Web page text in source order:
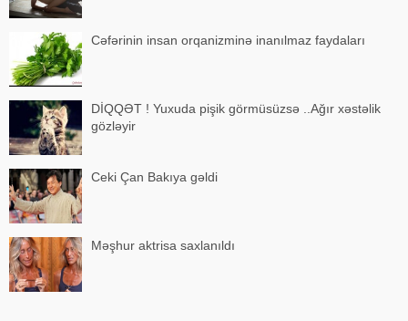
Cəfərinin insan orqanizminə inanılmaz faydaları
DİQQƏT ! Yuxuda pişik görmüsüzsə ..Ağır xəstəlik
gözləyir
Ceki Çan Bakıya gəldi
Məşhur aktrisa saxlanıldı